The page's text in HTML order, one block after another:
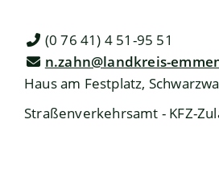
(0 76 41) 4 51-95 51
n.zahn@landkreis-
Haus am Festplatz,
Straßenverkehrsamt - KFZ-